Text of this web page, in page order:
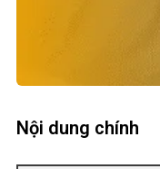
Nội dung chính